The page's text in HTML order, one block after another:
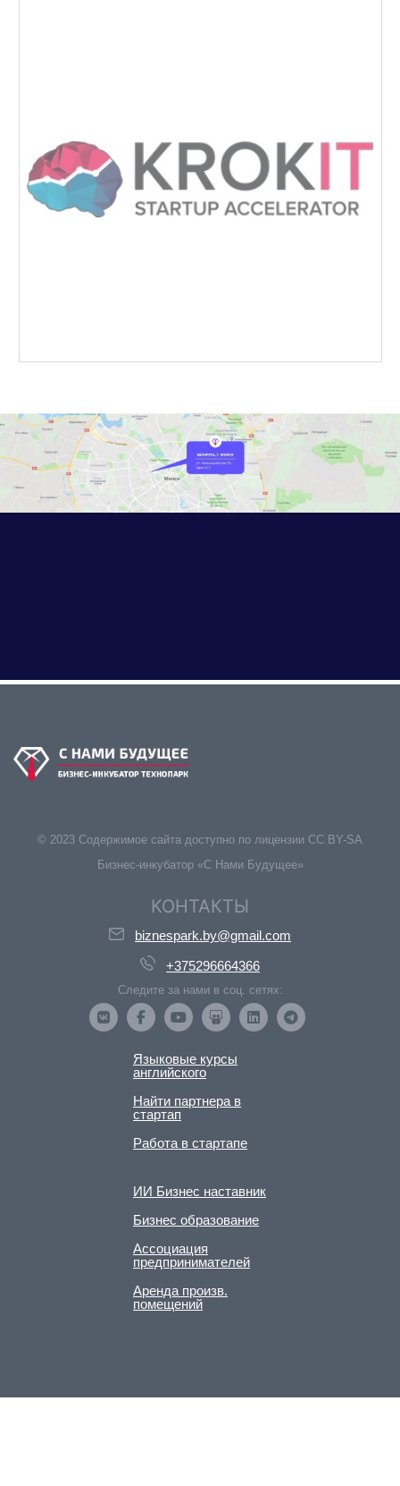
© 2023 Содержимое сайта доступно по лицензии CC BY-SA
Бизнес-инкубатор «С Нами Будущее»
КОНТАКТЫ
biznespark.by@gmail.com
+375296664366
Следите за нами в соц. сетях:
Языковые курсы
английского
Найти партнера в
стартап
Работа в стартапе
ИИ Бизнес наставник
Бизнес образование
Ассоциация
предпринимателей
Аренда произв.
помещений